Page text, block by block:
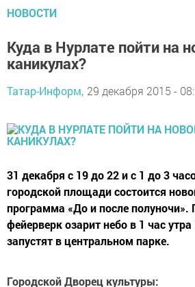
НОВОСТИ
Куда в Нурлате пойти на
каникулах?
Татар-Информ, 29 декабря 2015 -
31 декабря с 19 до 22 и с 1 до 3
городской площади состоится
программа «До и после
фейерверк озарит небо в 1 час
запустят в центральном парке.
Городской Дворец культуры: